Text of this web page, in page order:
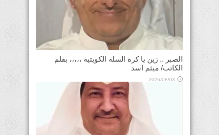
الصبر .. زين يا كرة السلة الكويتية ،،،،، بقلم
الكاتب/ ميثم اسد
2026/08/03